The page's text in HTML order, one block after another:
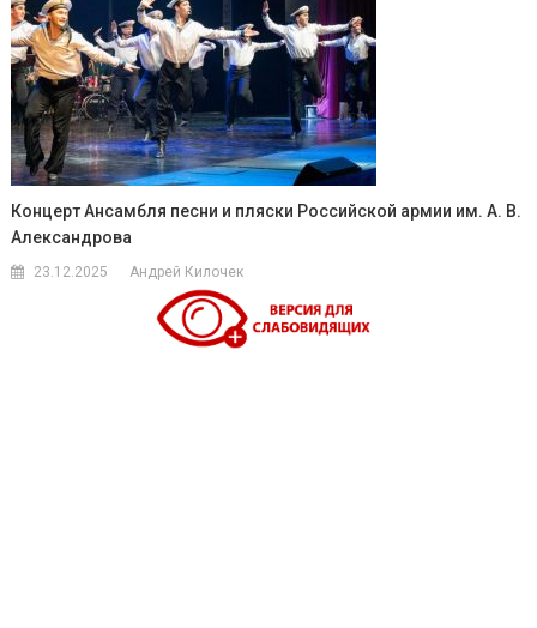
Концерт Ансамбля песни и пляски Российской армии им. А. В.
Александрова
23.12.2025 Андрей Килочек